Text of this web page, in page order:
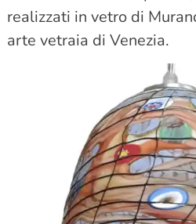
realizzati in vetro di
arte vetraia di Venezia.